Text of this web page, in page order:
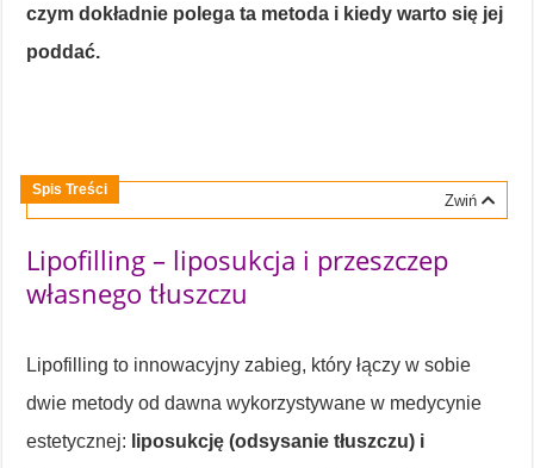
czym dokładnie polega ta metoda i kiedy warto się jej
poddać.
Spis Treści
Zwiń
Lipofilling – liposukcja i przeszczep
własnego tłuszczu
Lipofilling to innowacyjny zabieg, który łączy w sobie
dwie metody od dawna wykorzystywane w medycynie
estetycznej: liposukcję (odsysanie tłuszczu) i